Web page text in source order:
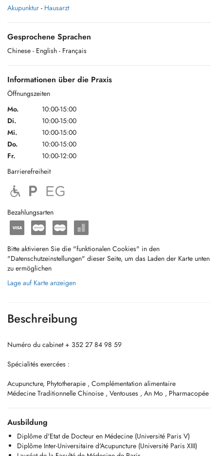
Akupunktur - Hausarzt
Gesprochene Sprachen
Chinese - English - Français
Informationen über die Praxis
Öffnungszeiten
Mo.
10:00-15:00
Di.
10:00-15:00
Mi.
10:00-15:00
Do.
10:00-15:00
Fr.
10:00-12:00
Barrierefreiheit
Bezahlungsarten
Bitte aktivieren Sie die "funktionalen Cookies" in den
"Datenschutzeinstellungen" dieser Seite, um das Laden der Karte unten
zu ermöglichen
Lage auf Karte anzeigen
Beschreibung
Numéro du cabinet + 352 27 84 98 59
Spécialités exercées :
Acupuncture, Phytotherapie , Complémentation alimentaire
Médecine Traditionnelle Chinoise , Ventouses , An Mo , Pharmacopée
Ausbildung
Diplôme d'Etat de Docteur en Médecine (Université Paris V)
Diplôme Inter-Universitaire d'Acupuncture (Université Paris XIII)